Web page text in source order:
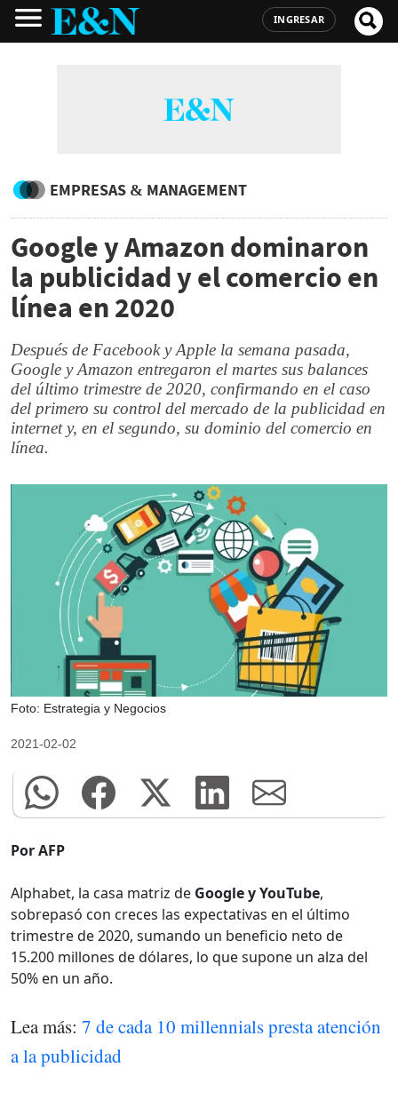
INGRESAR
EMPRESAS & MANAGEMENT
Google y Amazon dominaron
la publicidad y el comercio en
línea en 2020
Después de Facebook y Apple la semana pasada,
Google y Amazon entregaron el martes sus balances
del último trimestre de 2020, confirmando en el caso
del primero su control del mercado de la publicidad en
internet y, en el segundo, su dominio del comercio en
línea.
Foto: Estrategia y Negocios
2021-02-02
Por AFP
Alphabet, la casa matriz de Google y YouTube,
sobrepasó con creces las expectativas en el último
trimestre de 2020, sumando un beneficio neto de
15.200 millones de dólares, lo que supone un alza del
50% en un año.
Lea más: 7 de cada 10 millennials presta atención
a la publicidad